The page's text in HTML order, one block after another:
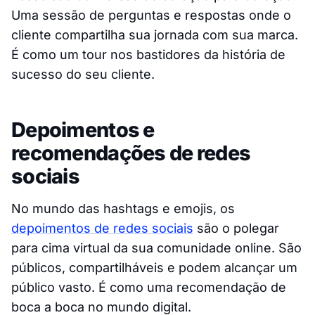
Uma sessão de perguntas e respostas onde o
cliente compartilha sua jornada com sua marca.
É como um tour nos bastidores da história de
sucesso do seu cliente.
Depoimentos e
recomendações de redes
sociais
No mundo das hashtags e emojis, os
depoimentos de redes sociais são o polegar
para cima virtual da sua comunidade online. São
públicos, compartilháveis e podem alcançar um
público vasto. É como uma recomendação de
boca a boca no mundo digital.